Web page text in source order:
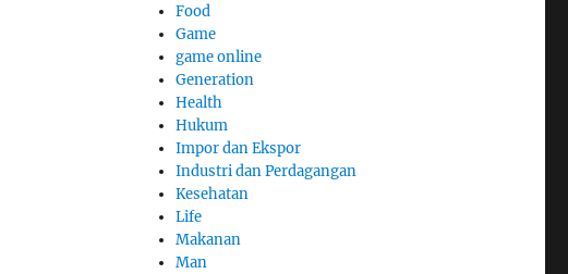
Food
Game
game online
Generation
Health
Hukum
Impor dan Ekspor
Industri dan Perdagangan
Kesehatan
Life
Makanan
Man